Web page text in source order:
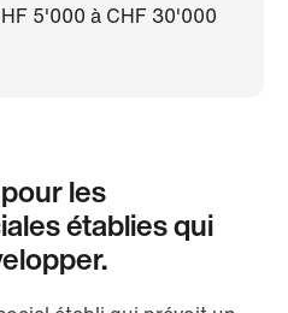
5'000 à CHF 30'000
les
établies qui